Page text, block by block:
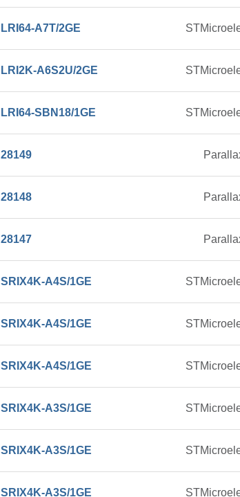
LRI64-A7T/2GE
LRI2K-A6S2U/2GE
LRI64-SBN18/1GE
28149
28148
28147
SRIX4K-A4S/1GE
SRIX4K-A4S/1GE
SRIX4K-A4S/1GE
SRIX4K-A3S/1GE
SRIX4K-A3S/1GE
SRIX4K-A3S/1GE